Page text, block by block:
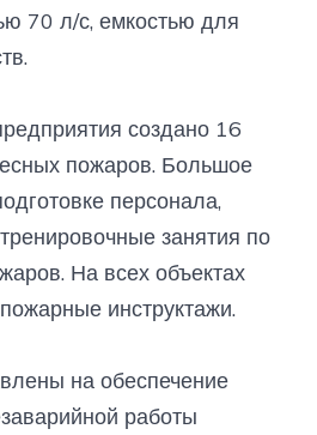
70 л/с, емкостью для
создано 16
пожаров. Большое
персонала,
занятия по
На всех объектах
инструктажи.
на обеспечение
работы